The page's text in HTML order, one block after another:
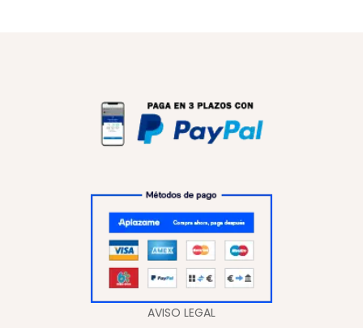
AVISO LEGAL